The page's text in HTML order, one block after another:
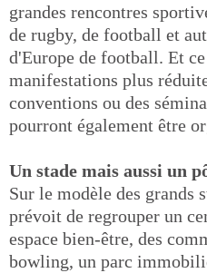
grandes rencontres
de rugby, de football et
d'Europe de football. Et
manifestations plus
conventions ou des
pourront également être
Un stade mais aussi un
Sur le modèle des grands
prévoit de regrouper un
espace bien-être, des
bowling, un parc